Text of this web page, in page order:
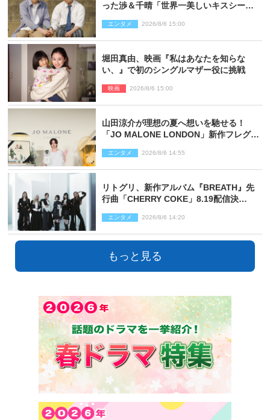
った渉＆千晴「世界一美しいキスシー
エンタメ 2026/8/6 15:00
堀田真由、映画『私はあなたを知らな
い、』で初のシングルマザー役に挑戦
映画 2026/8/6 15:00
山田涼介が理想の夏へ想いを馳せる！
「JO MALONE LONDON」新作フレグラ
エンタメ 2026/8/6 14:55
リトグリ、新作アルバム『BREATH』先
行曲「CHERRY COKE」8.19配信決
エンタメ 2026/8/6 14:20
もっと見る